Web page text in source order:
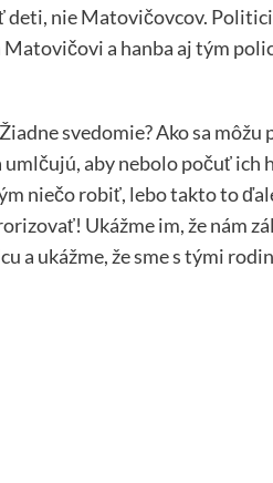
nie Matovičovcov.
a hanba aj tým
svedomie? Ako sa
aby nebolo počuť ich
niečo robiť, lebo takto to
Ukážme im, že nám
a ukážme, že sme s tými